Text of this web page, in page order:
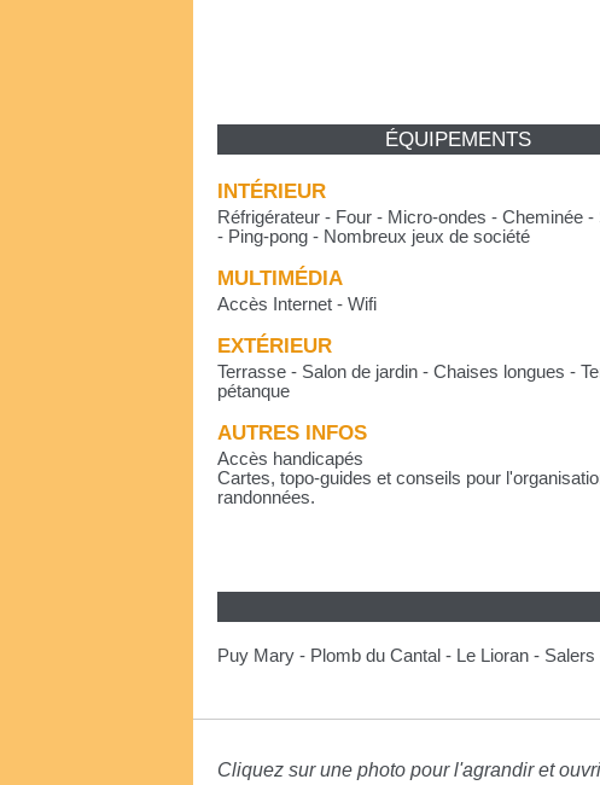
ÉQUIPEMENTS
INTÉRIEUR
Réfrigérateur - Four - Micro-ondes - Cheminée -
- Ping-pong - Nombreux jeux de société
MULTIMÉDIA
Accès Internet - Wifi
EXTÉRIEUR
Terrasse - Salon de jardin - Chaises longues -
pétanque
AUTRES INFOS
Accès handicapés
Cartes, topo-guides et conseils pour
randonnées.
Puy Mary - Plomb du Cantal - Le Lioran -
Cliquez sur une photo pour l'agrandir et